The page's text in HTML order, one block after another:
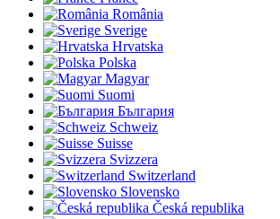
România
Sverige
Hrvatska
Polska
Magyar
Suomi
България
Schweiz
Suisse
Svizzera
Switzerland
Slovensko
Česká republika